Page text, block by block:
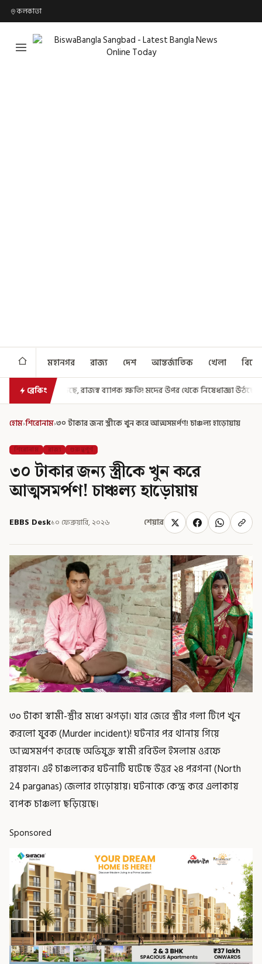
কলকাতা
মহানগর রাজ্য দেশ আন্তর্জাতিক খেলা
ব্রেকিং
ব্যাপক ক্ষতি! মদের উপর থেকে নিষেধাজ্ঞা উঠছে বিহারে? নির্দিষ্ট
হোম›শিরোনাম›৩০ টাকার জন্য স্ত্রীকে খুন করে আত্মসমর্পণ! চাঞ্চল্য হাড়োয়ায়
শিরোনাম রাজ্য গুরুত্বপূর্ণ
৩০ টাকার জন্য স্ত্রীকে খুন করে
আত্মসমর্পণ! চাঞ্চল্য হাড়োয়ায়
EBBS Desk১০ ফেব্রুয়ারি, ২০২৬ শেয়ার
৩০ টাকা স্বামী-স্ত্রীর মধ্যে ঝগড়া। যার জেরে স্ত্রীর গলা টিপে খুন
করলো যুবক (Murder incident)! ঘটনার পর থানায় গিয়ে
আত্মসমর্পণ করেছে অভিযুক্ত স্বামী রবিউল ইসলাম ওরফে
রায়হান। এই চাঞ্চল্যকর ঘটনাটি ঘটেছে উত্তর ২৪ পরগনা (North
24 parganas) জেলার হাড়োয়ায়। ঘটনাকে কেন্দ্র করে এলাকায়
ব্যপক চাঞ্চল্য ছড়িয়েছে।
Sponsored